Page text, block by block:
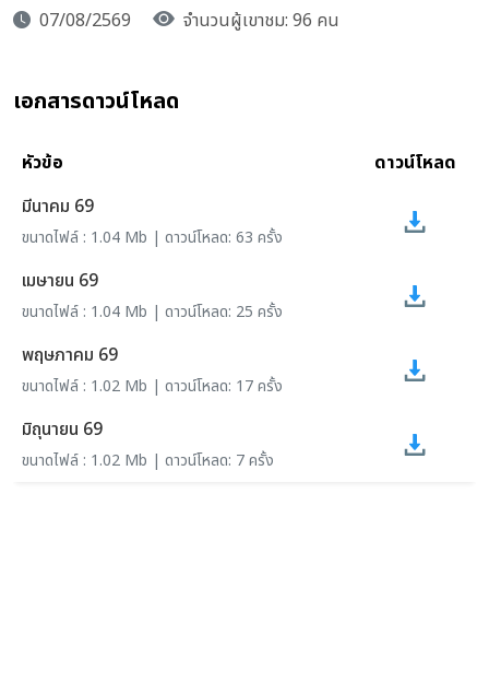
07/08/2569 จำนวนผู้เขาชม: 96 คน
เอกสารดาวน์โหลด
หัวข้อ
ดาวน์โหลด
มีนาคม 69
ขนาดไฟล์ : 1.04 Mb | ดาวน์โหลด: 63 ครั้ง
เมษายน 69
ขนาดไฟล์ : 1.04 Mb | ดาวน์โหลด: 25 ครั้ง
พฤษภาคม 69
ขนาดไฟล์ : 1.02 Mb | ดาวน์โหลด: 17 ครั้ง
มิถุนายน 69
ขนาดไฟล์ : 1.02 Mb | ดาวน์โหลด: 7 ครั้ง